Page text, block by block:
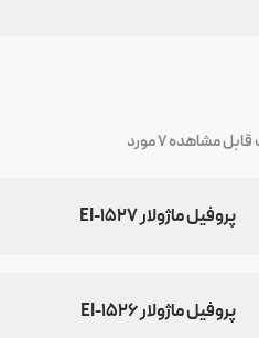
قابل مشاهده7مورد
پروفیل ماژولار EI-۱۵۲۷
پروفیل ماژولار EI-۱۵۲۶